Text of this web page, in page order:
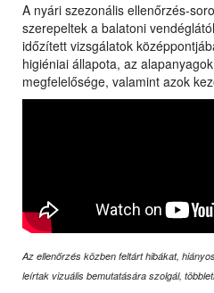
A nyári szezonális ellenőrzés-
szerepeltek a balatoni
időzített vizsgálatok
higiéniai állapota, az
megfelelősége, valamint azok
Az ellenőrzés közben feltárt hibákat,
leírtak vizuális bemutatására szolgál,